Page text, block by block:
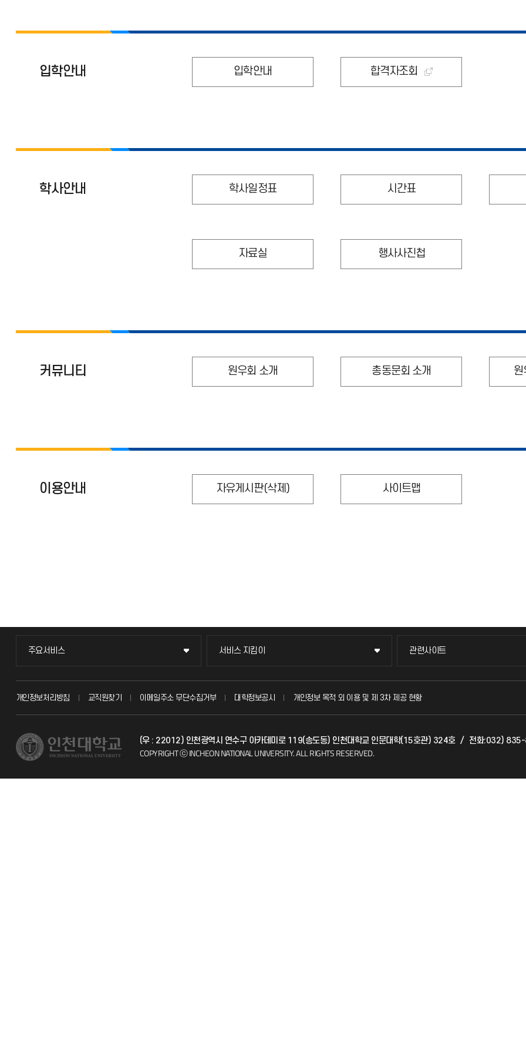
입학안내 입학안내 합격자조회
학사안내 학사일정표 시간표
자료실 행사사진첩
커뮤니티 원우회 소개 총동문회 소개 원
이용안내 자유게시판(삭제) 사이트맵
주요서비스
주요서비스
교무회의방송
시설예약
서비스 지킴이
서비스 지킴이
묻고 답하기
자주 묻는 질문(FAQ)
관련사이트
관련사이트
국방헬프콜
산학협력단
개인정보처리방침 교직원찾기 이메일주소 무단수집거부 대학정보공시 개인정보 목적 외 이용 및 제 3차 제공 현황
(우 : 22012) 인천광역시 연수구 아카데미로 119(송도동) 인천대학교 인문대학(15호관) 324호 / 전화:032)
COPYRIGHT ⓒ INCHEON NATIONAL UNIVERSITY.ALL RIGHTS RESERVED.